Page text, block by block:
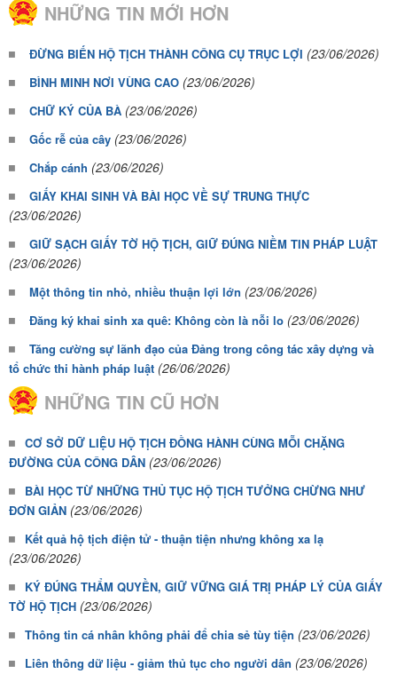
NHỮNG TIN MỚI HƠN
ĐỪNG BIẾN HỘ TỊCH THÀNH CÔNG CỤ TRỤC LỢI (23/06/2026)
BÌNH MINH NƠI VÙNG CAO (23/06/2026)
CHỮ KÝ CỦA BÀ (23/06/2026)
Gốc rễ của cây (23/06/2026)
Chắp cánh (23/06/2026)
GIẤY KHAI SINH VÀ BÀI HỌC VỀ SỰ TRUNG THỰC
(23/06/2026)
GIỮ SẠCH GIẤY TỜ HỘ TỊCH, GIỮ ĐÚNG NIỀM TIN PHÁP LUẬT
(23/06/2026)
Một thông tin nhỏ, nhiều thuận lợi lớn (23/06/2026)
Đăng ký khai sinh xa quê: Không còn là nỗi lo (23/06/2026)
Tăng cường sự lãnh đạo của Đảng trong công tác xây dựng và
tổ chức thi hành pháp luật (26/06/2026)
NHỮNG TIN CŨ HƠN
CƠ SỞ DỮ LIỆU HỘ TỊCH ĐỒNG HÀNH CÙNG MỖI CHẶNG
ĐƯỜNG CỦA CÔNG DÂN (23/06/2026)
BÀI HỌC TỪ NHỮNG THỦ TỤC HỘ TỊCH TƯỞNG CHỪNG NHƯ
ĐƠN GIẢN (23/06/2026)
Kết quả hộ tịch điện tử - thuận tiện nhưng không xa lạ
(23/06/2026)
KÝ ĐÚNG THẨM QUYỀN, GIỮ VỮNG GIÁ TRỊ PHÁP LÝ CỦA GIẤY
TỜ HỘ TỊCH (23/06/2026)
Thông tin cá nhân không phải để chia sẻ tùy tiện (23/06/2026)
Liên thông dữ liệu - giảm thủ tục cho người dân (23/06/2026)